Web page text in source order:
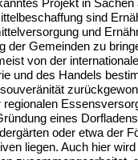
sind
und
der Gemeinden zu
von der
und des Handels
eines
oder etwa der
liegen. Auch hier